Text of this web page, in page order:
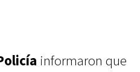
informaron que